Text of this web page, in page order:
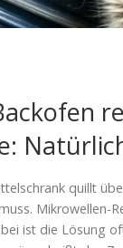
quillt
Mikrowellen-
ist die Lösung